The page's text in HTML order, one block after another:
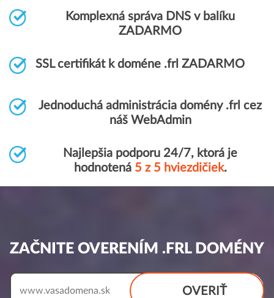
Komplexná správa DNS v balíku
ZADARMO
SSL certifikát k doméne .frl ZADARMO
Jednoduchá administrácia domény .frl cez
náš WebAdmin
Najlepšia podporu 24/7, ktorá je
hodnotená 5 z 5 hviezdičiek.
ZAČNITE OVERENÍM .FRL DOMÉNY
OVERIŤ
www.